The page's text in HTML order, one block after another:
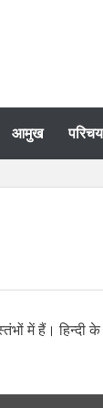
आमुख परिचय
में हैं।